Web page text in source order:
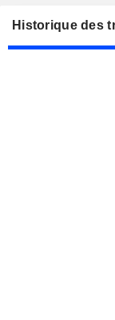
Historique des